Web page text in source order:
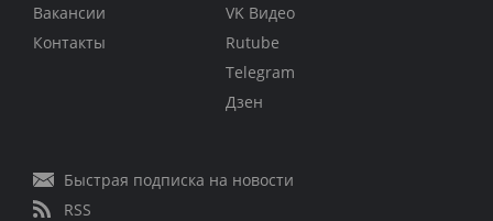
Вакансии
Контакты
VK Видео
Rutube
Telegram
Дзен
Быстрая подписка на новости
RSS